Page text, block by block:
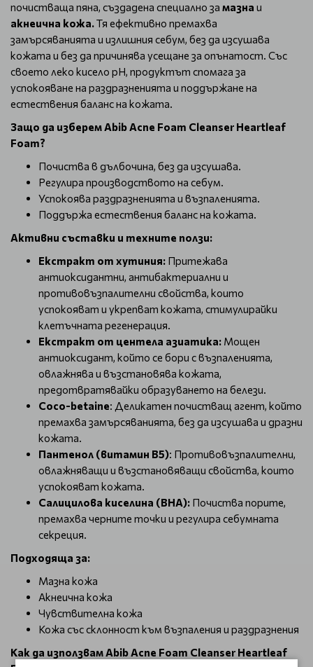
почистваща пяна, създадена специално за мазна и
акнеична кожа.Тя ефективно премахва
замърсяванията и излишния себум, без да изсушава
кожата и без да причинява усещане за опънатост. Със
своето леко кисело рН, продуктът спомага за
успокояване на раздразненията и поддържане на
естествения баланс на кожата.
Защо да изберем Abib Acne Foam Cleanser Heartleaf
Foam?
Почиства в дълбочина, без да изсушава.
Регулира производството на себум.
Успокоява раздразненията и възпаленията.
Поддържа естествения баланс на кожата.
Активни съставки и техните ползи:
Екстракт от хутиния: Притежава
антиоксидантни, антибактериални и
противовъзпалителни свойства, които
успокояват и укрепват кожата, стимулирайки
клетъчната регенерация.
Екстракт от центела азиатика: Мощен
антиоксидант, който се бори с възпаленията,
овлажнява и възстановява кожата,
предотвратявайки образуването на белези.
Coco-betaine: Деликатен почистващ агент, който
премахва замърсяванията, без да изсушава и дразни
кожата.
Пантенол (витамин В5): Противовъзпалителни,
овлажняващи и възстановяващи свойства, които
успокояват кожата.
Салицилова киселина (BHA): Почиства порите,
премахва черните точки и регулира себумната
секреция.
Подходяща за:
Мазна кожа
Акнеична кожа
Чувствителна кожа
Кожа със склонност към възпаления и раздразнения
Как да използвамAbib Acne Foam Cleanser Heartleaf